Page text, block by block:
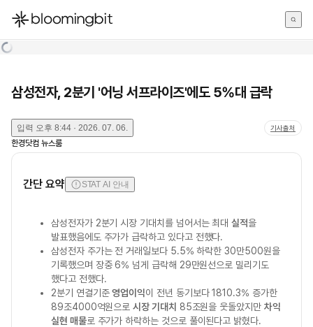
한국어
삼성전자, 2분기 '어닝 서프라이즈'에도 5%대 급락
입력 오후 8:44 · 2026. 07. 06. 기사출처
한경닷컴 뉴스룸
간단 요약 STAT AI 안내
삼성전자가 2분기 시장 기대치를 넘어서는 최대실적을
발표했음에도 주가가 급락하고 있다고 전했다.
삼성전자 주가는 전 거래일보다 5.5% 하락한 30만500원을
기록했으며 장중 6% 넘게 급락해 29만원선으로 밀리기도
했다고 전했다.
2분기 연결기준영업이익이 전년 동기보다 1810.3% 증가한
89조4000억원으로시장 기대치 85조원을 웃돌았지만 차익
실현 매물로 주가가 하락하는 것으로 풀이된다고 밝혔다.